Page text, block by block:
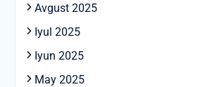
Avgust 2025
Iyul 2025
Iyun 2025
May 2025